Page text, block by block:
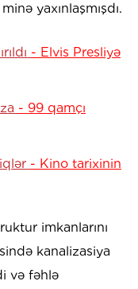
yaxınlaşmışdı.
- Elvis Presliyə
- 99 qamçı
- Kino tarixinin
imkanlarını
kanalizasiya
və fəhlə